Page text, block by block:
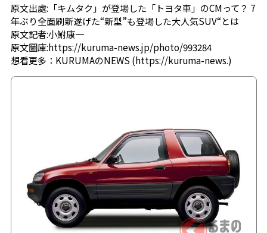
原文出處: 「キムタク」が登場した「トヨタ車」のCMって？ 7
年ぶり全面刷新遂げた“新型”も登場した大人気SUV“とは
原文記者:小鮒康一
原文圖庫:https://kuruma-news.jp/photo/993284
想看更多： KURUMAのNEWS (https://kuruma-news.)